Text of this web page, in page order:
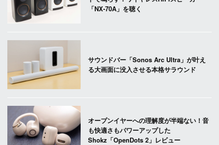
「NX-70A」を聴く
サウンドバー「Sonos Arc Ultra」が叶え
る大画面に没入させる本格サラウンド
オープンイヤーへの理解度が半端ない！音
も快適さもパワーアップした
Shokz「OpenDots 2」レビュー